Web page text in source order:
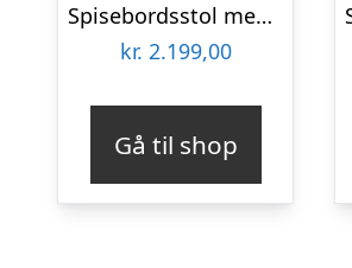
Spisebordsstol med armlæn Kave Home Analy i massivt egetræ med håndvævet papirsnor FSC-certificeret brun
kr. 2.199,00
Gå til shop